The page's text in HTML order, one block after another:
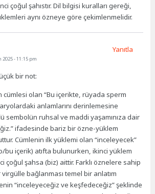
çoğul şahıstır. Dil bilgisi kuralları gereği,
aynı özneye göre çekimlenmelidir.
2025 - 11:15 pm
bir not:
cümlesi olan “Bu içerikte, rüyada sperm
anlamlarını derinlemesine
sembolün ruhsal ve maddi yaşamınıza dair
ifadesinde bariz bir özne-yüklem
Cümlenin ilk yüklemi olan “inceleyecek”
bu içerik) atıfta bulunurken, ikinci yüklem
çoğul şahsa (biz) aittir. Farklı öznelere sahip
bağlanması temel bir anlatım
“inceleyeceğiz ve keşfedeceğiz” şeklinde
Yanıtla